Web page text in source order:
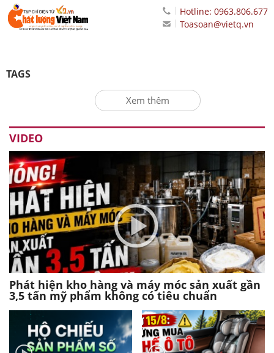
Hotline: 0963.806.677
Toasoan@vietq.vn
TAGS
Xem thêm
VIDEO
Phát hiện kho hàng và máy móc sản xuất gần
3,5 tấn mỹ phẩm không có tiêu chuẩn